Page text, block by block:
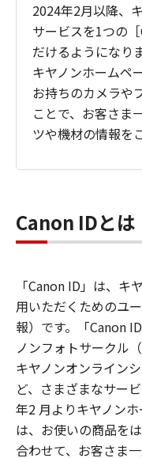
2024年2月以降、
サービスを1つの
だけるようになり
キヤノンホームペ
お持ちのカメラや
ことで、お客さま
ツや機材の情報を
Canon IDとは
「Canon ID」は、キ
用いただくためのユ
報）です。「Canon
ノンフォトサークル
キヤノンオンライン
ど、さまざまなサー
年2 月よりキヤノン
は、お使いの商品を
合わせて、お客さま